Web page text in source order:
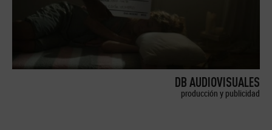
DB AUDIOVISUALES
producción y publicidad